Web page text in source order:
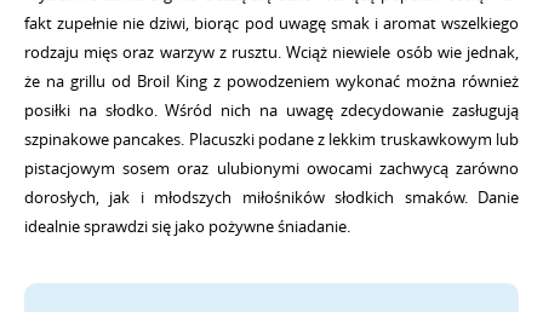
fakt zupełnie nie dziwi, biorąc pod uwagę smak i aromat wszelkiego
rodzaju mięs oraz warzyw z rusztu. Wciąż niewiele osób wie jednak,
że na grillu od Broil King z powodzeniem wykonać można również
posiłki na słodko. Wśród nich na uwagę zdecydowanie zasługują
szpinakowe pancakes. Placuszki podane z lekkim truskawkowym lub
pistacjowym sosem oraz ulubionymi owocami zachwycą zarówno
dorosłych, jak i młodszych miłośników słodkich smaków. Danie
idealnie sprawdzi się jako pożywne śniadanie.